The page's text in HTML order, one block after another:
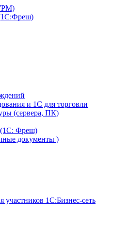
(1С:Фреш)
и 1С для торговли
(сервера, ПК)
(1С: Фреш)
документы )
1С:Бизнес-сеть